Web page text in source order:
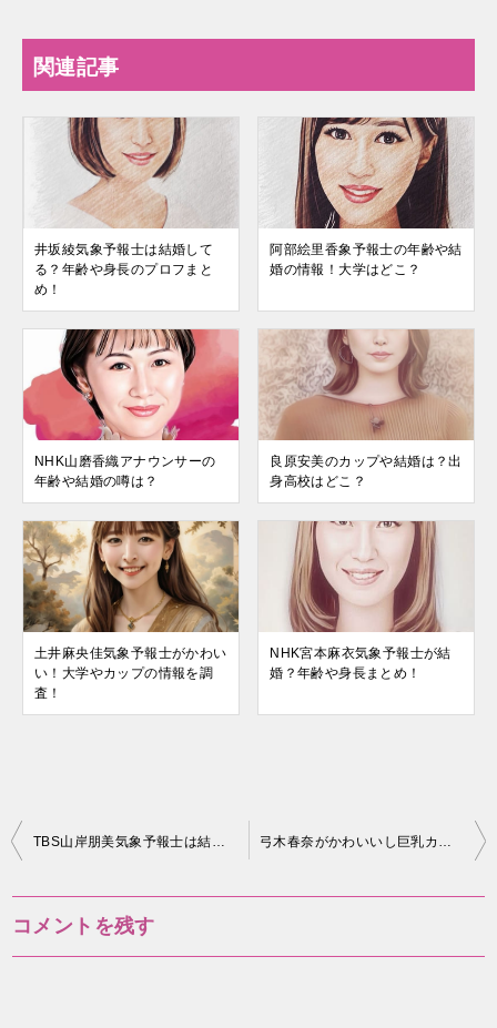
関連記事
井坂綾気象予報士は結婚して
る？年齢や身長のプロフまと
め！
阿部絵里香象予報士の年齢や結
婚の情報！大学はどこ？
NHK山磨香織アナウンサーの
年齢や結婚の噂は？
良原安美のカップや結婚は？出
身高校はどこ？
土井麻央佳気象予報士がかわい
い！大学やカップの情報を調
査！
NHK宮本麻衣気象予報士が結
婚？年齢や身長まとめ！
投
TBS山岸朋美気象予報士は結婚してる？年齢や身長プロフまとめ！ 弓木春奈がかわいいし巨乳カップ！年齢や結婚の情報は？
コメントを残す